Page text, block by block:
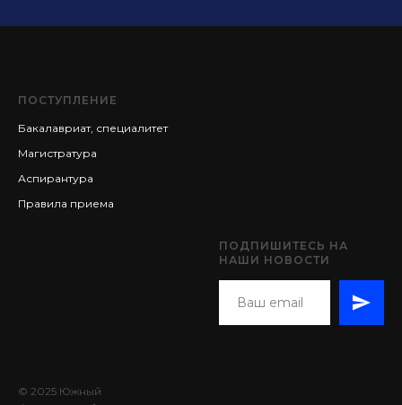
ПОСТУПЛЕНИЕ
Бакалавриат, специалитет
Магистратура
Аспирантура
Правила приема
ПОДПИШИТЕСЬ НА
НАШИ НОВОСТИ
© 2025 Южный